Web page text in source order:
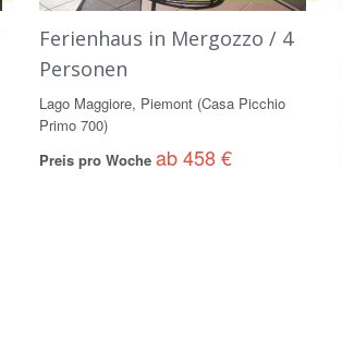
Ferienhaus in Mergozzo / 4
Personen
Lago Maggiore, Piemont (Casa Picchio
Primo 700)
Preis pro Wocheab 458 €